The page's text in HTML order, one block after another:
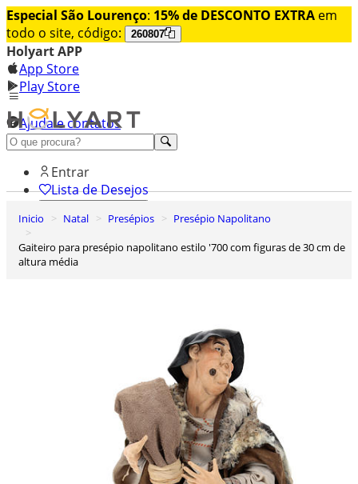
Especial São Lourenço: 15% de DESCONTO EXTRA em
todo o site, código:
260807
Holyart APP
App Store
Play Store
Ajuda e contatos
Conheça premium
Entrar
Lista de Desejos
Inicio Natal Presépios
Presépio Napolitano
Gaiteiro para presépio napolitano estilo '700 com figuras de 30 cm de
altura média